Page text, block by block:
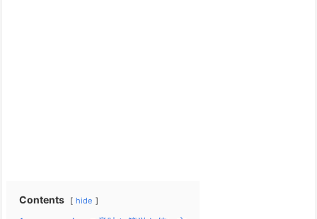
Contents hide